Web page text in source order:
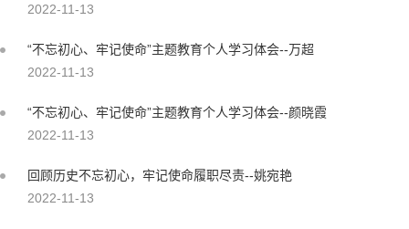
2022-11-13
“不忘初心、牢记使命”主题教育个人学习体会--万超
2022-11-13
“不忘初心、牢记使命”主题教育个人学习体会--颜晓霞
2022-11-13
回顾历史不忘初心，牢记使命履职尽责--姚宛艳
2022-11-13